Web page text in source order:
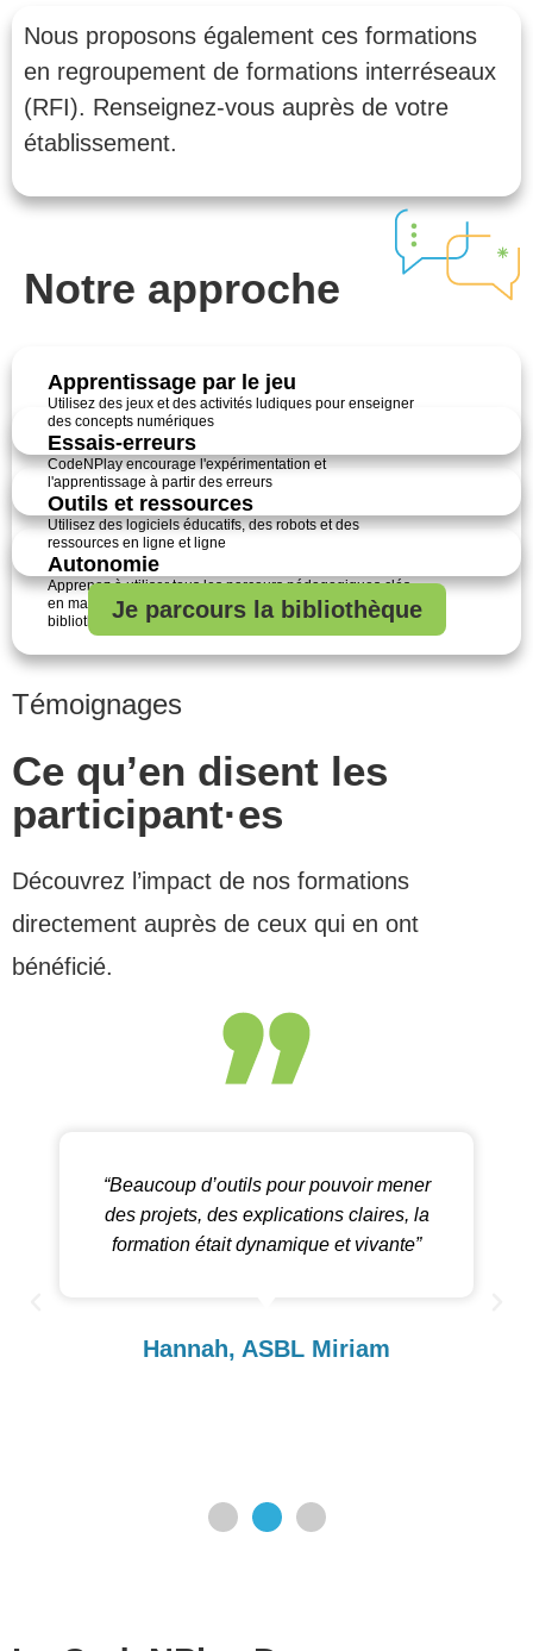
Nous proposons également ces formations
en regroupement de formations interréseaux
(RFI). Renseignez-vous auprès de votre
établissement.
Notre approche
Apprentissage par le jeu
Utilisez des jeux et des activités ludiques pour enseigner
des concepts numériques
Essais-erreurs
CodeNPlay encourage l'expérimentation et
l'apprentissage à partir des erreurs
Outils et ressources
Utilisez des logiciels éducatifs, des robots et des
ressources en ligne et ligne
Autonomie
Apprenez à utiliser tous les parcours pédagogiques clés
en main, élaborés par CodeNPlay, disponibles dans notre
bibliothèque de contenus
Je parcours la bibliothèque
Témoignages
Ce qu’en disent les
participant·es
Découvrez l’impact de nos formations
directement auprès de ceux qui en ont
bénéficié.
“Beaucoup d’outils pour pouvoir mener
des projets, des explications claires, la
formation était dynamique et vivante”
Hannah, ASBL Miriam